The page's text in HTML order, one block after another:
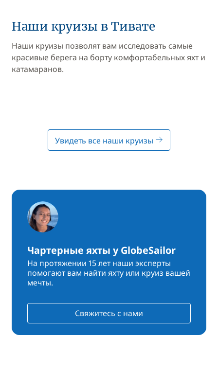
Наши круизы в Тивате
Наши круизы позволят вам исследовать самые
красивые берега на борту комфортабельных яхт и
катамаранов.
Увидеть все наши круизы
Чартерные яхты у GlobeSailor
На протяжении 15 лет наши эксперты
помогают вам найти яхту или круиз вашей
мечты.
Свяжитесь с нами